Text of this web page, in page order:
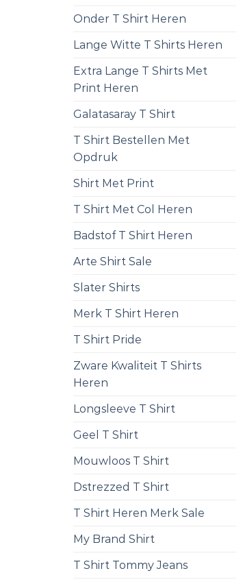
Onder T Shirt Heren
Lange Witte T Shirts Heren
Extra Lange T Shirts Met
Print Heren
Galatasaray T Shirt
T Shirt Bestellen Met
Opdruk
Shirt Met Print
T Shirt Met Col Heren
Badstof T Shirt Heren
Arte Shirt Sale
Slater Shirts
Merk T Shirt Heren
T Shirt Pride
Zware Kwaliteit T Shirts
Heren
Longsleeve T Shirt
Geel T Shirt
Mouwloos T Shirt
Dstrezzed T Shirt
T Shirt Heren Merk Sale
My Brand Shirt
T Shirt Tommy Jeans